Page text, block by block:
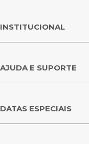
INSTITUCIONAL
AJUDA E SUPORTE
DATAS ESPECIAIS